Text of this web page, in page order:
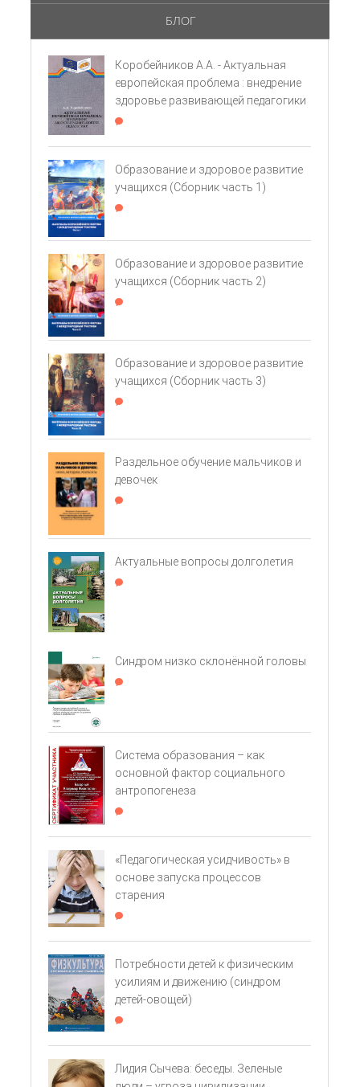
БЛОГ
Коробейников А.А. - Актуальная
европейская проблема : внедрение
здоровье­ развивающей педагогики
Образование и здоровое развитие
учащихся (Сборник часть 1)
Образование и здоровое развитие
учащихся (Сборник часть 2)
Образование и здоровое развитие
учащихся (Сборник часть 3)
Раздельное обучение мальчиков и
девочек
Актуальные вопросы долголетия
Синдром низко склонённой головы
Система образования – как
основной фактор социального
антропогенеза
«Педагогическая усидчивость» в
основе запуска процессов
старения
Потребности детей к физическим
усилиям и движению (cиндром
детей-овощей)
Лидия Сычева: беседы. Зеленые